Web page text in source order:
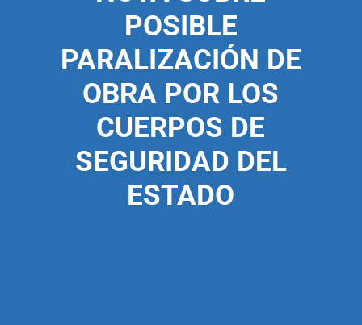
POSIBLE
PARALIZACIÓN DE
OBRA POR LOS
CUERPOS DE
SEGURIDAD DEL
ESTADO